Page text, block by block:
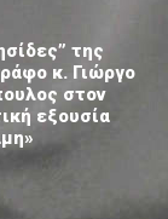
της
κ. Γιώργο
στον
εξουσία